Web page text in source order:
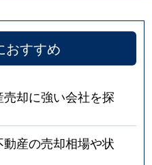
おすすめ
却に強い会社を探
産の売却相場や状